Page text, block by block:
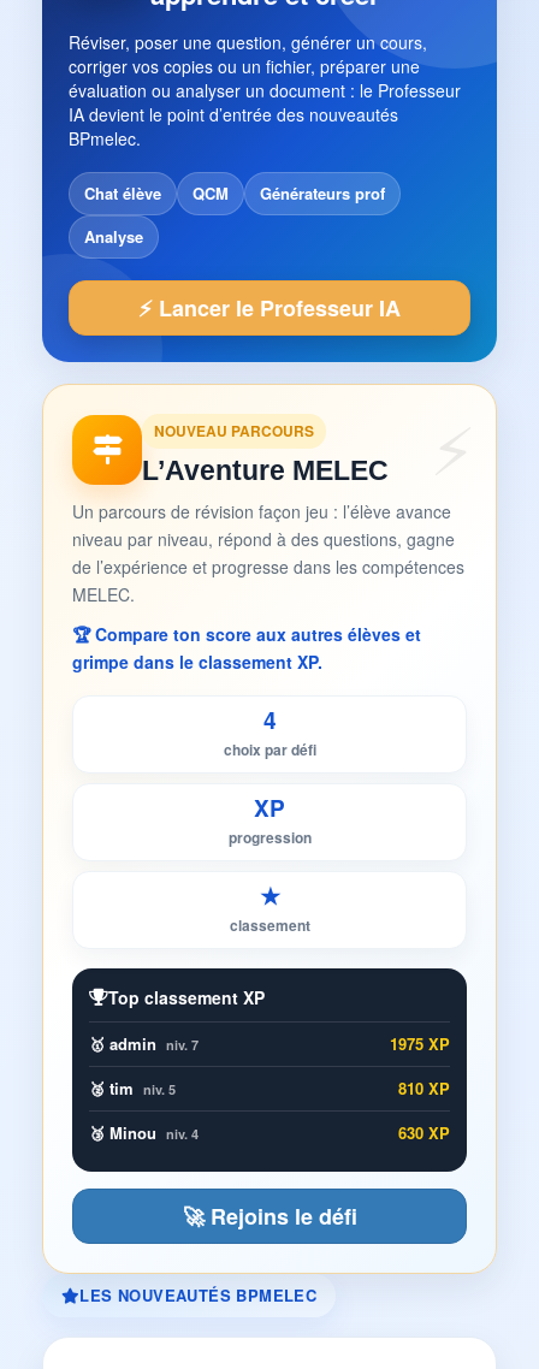
Réviser, poser une question, générer un cours,
corriger vos copies ou un fichier, préparer une
évaluation ou analyser un document : le Professeur
IA devient le point d’entrée des nouveautés
BPmelec.
Chat élève QCM
Générateurs prof
Analyse
⚡ Lancer le Professeur IA
NOUVEAU PARCOURS
L’Aventure MELEC
Un parcours de révision façon jeu : l’élève avance
niveau par niveau, répond à des questions, gagne
de l’expérience et progresse dans les compétences
MELEC.
🏆 Compare ton score aux autres élèves et
grimpe dans le classement XP.
4
choix par défi
XP
progression
★
classement
Top classement XP
🥇 admin niv. 7
1975 XP
🥈 tim niv. 5
810 XP
🥉 Minou niv. 4 630 XP
🚀 Rejoins le défi
LES NOUVEAUTÉS BPMELEC